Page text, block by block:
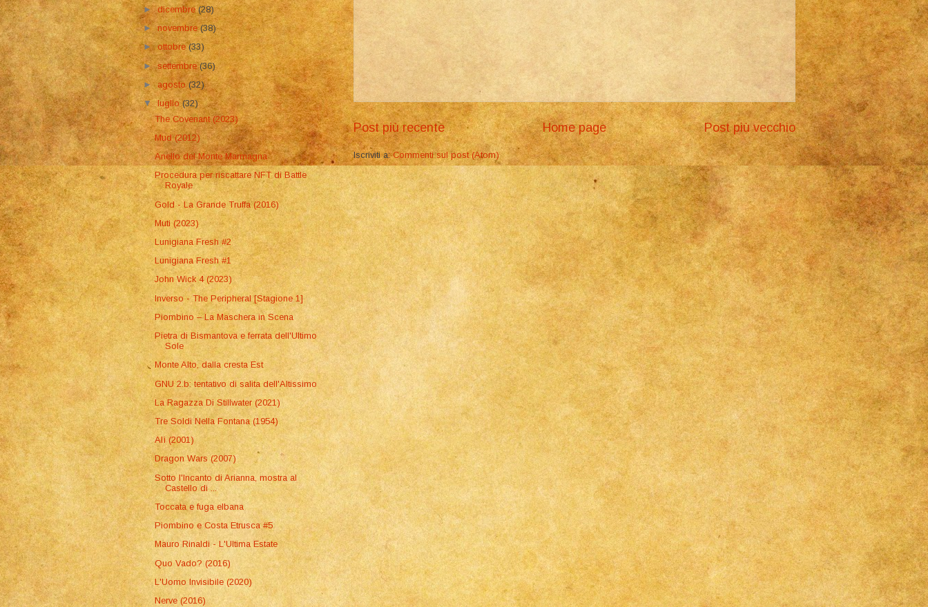
Post più recente Post più vecchio
Home page
Iscriviti a:Commenti sul post (Atom)
►dicembre(28)
►novembre(38)
►ottobre(33)
►settembre(36)
►agosto(32)
▼luglio(32)
The Covenant (2023)
Mud (2012)
Anello del Monte Marmagna
Procedura per riscattare NFT di Battle
Royale
Gold - La Grande Truffa (2016)
Muti (2023)
Lunigiana Fresh #2
Lunigiana Fresh #1
John Wick 4 (2023)
Inverso - The Peripheral [Stagione 1]
Piombino – La Maschera in Scena
Pietra di Bismantova e ferrata dell'Ultimo
Sole
Monte Alto, dalla cresta Est
GNU 2.b: tentativo di salita dell'Altissimo
La Ragazza Di Stillwater (2021)
Tre Soldi Nella Fontana (1954)
Alì (2001)
Dragon Wars (2007)
Sotto l'Incanto di Arianna, mostra al
Castello di ...
Toccata e fuga elbana
Piombino e Costa Etrusca #5
Mauro Rinaldi - L'Ultima Estate
Quo Vado? (2016)
L'Uomo Invisibile (2020)
Nerve (2016)